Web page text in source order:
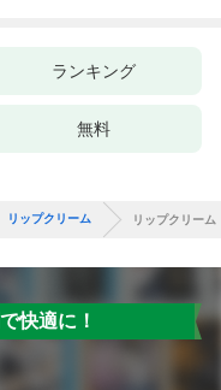
ランキング
無料
リップクリーム リップクリーム
快適に！